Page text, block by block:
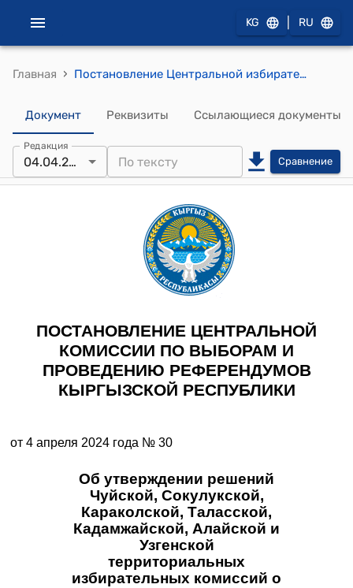
KG RU
Главная › Постановление Центральной избирательной комиссии по выборам и проведению референдумов КР от 4 апреля 2024 года № 30 "Об утверждении решений Чуйской, Сокулукской, Караколской, Таласской, Кадамжайской, Алайской и Узгенской территориальных избирательных комиссий о досрочном прекращении полномочий некоторых депутатов местных кенешей и о передаче вакантных мандатов кандидатам в депутаты местных кенешей Кыргызской Республики"
Документ Реквизиты Ссылающиеся документы
Редакция
04.04.2024 Сравнение